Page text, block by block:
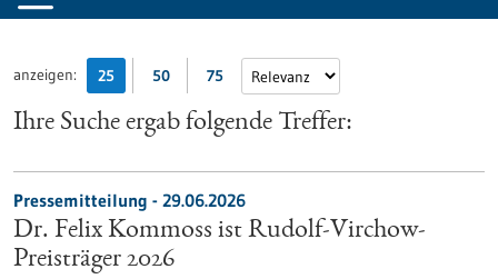
anzeigen: 25 50 75
Ihre Suche ergab folgende Treffer:
Pressemitteilung - 29.06.2026
Dr. Felix Kommoss ist Rudolf-Virchow-
Preisträger 2026